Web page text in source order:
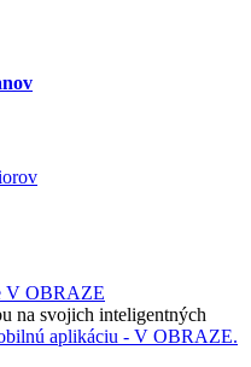
na svojich inteligentných
aplikáciu - V OBRAZE.